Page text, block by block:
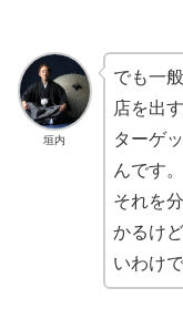
垣内
でも一
店を出
ターゲ
んです。
それを
かるけ
いわけ